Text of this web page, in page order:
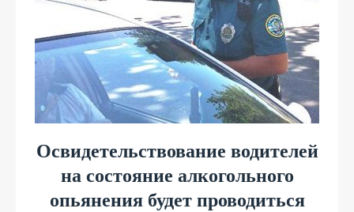
Освидетельствование водителей
на состояние алкогольного
опьянения будет проводиться